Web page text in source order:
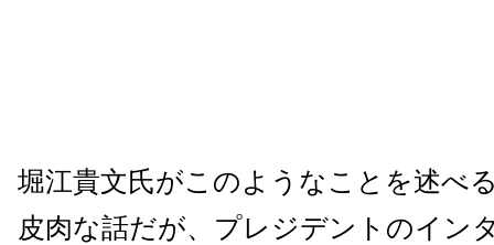
堀江貴文氏がこのようなことを述べ
皮肉な話だが、プレジデントのイン